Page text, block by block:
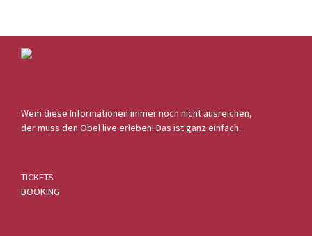
Wem diese Informationen immer noch nicht ausreichen,
der muss den Obel live erleben! Das ist ganz einfach.
TICKETS
BOOKING